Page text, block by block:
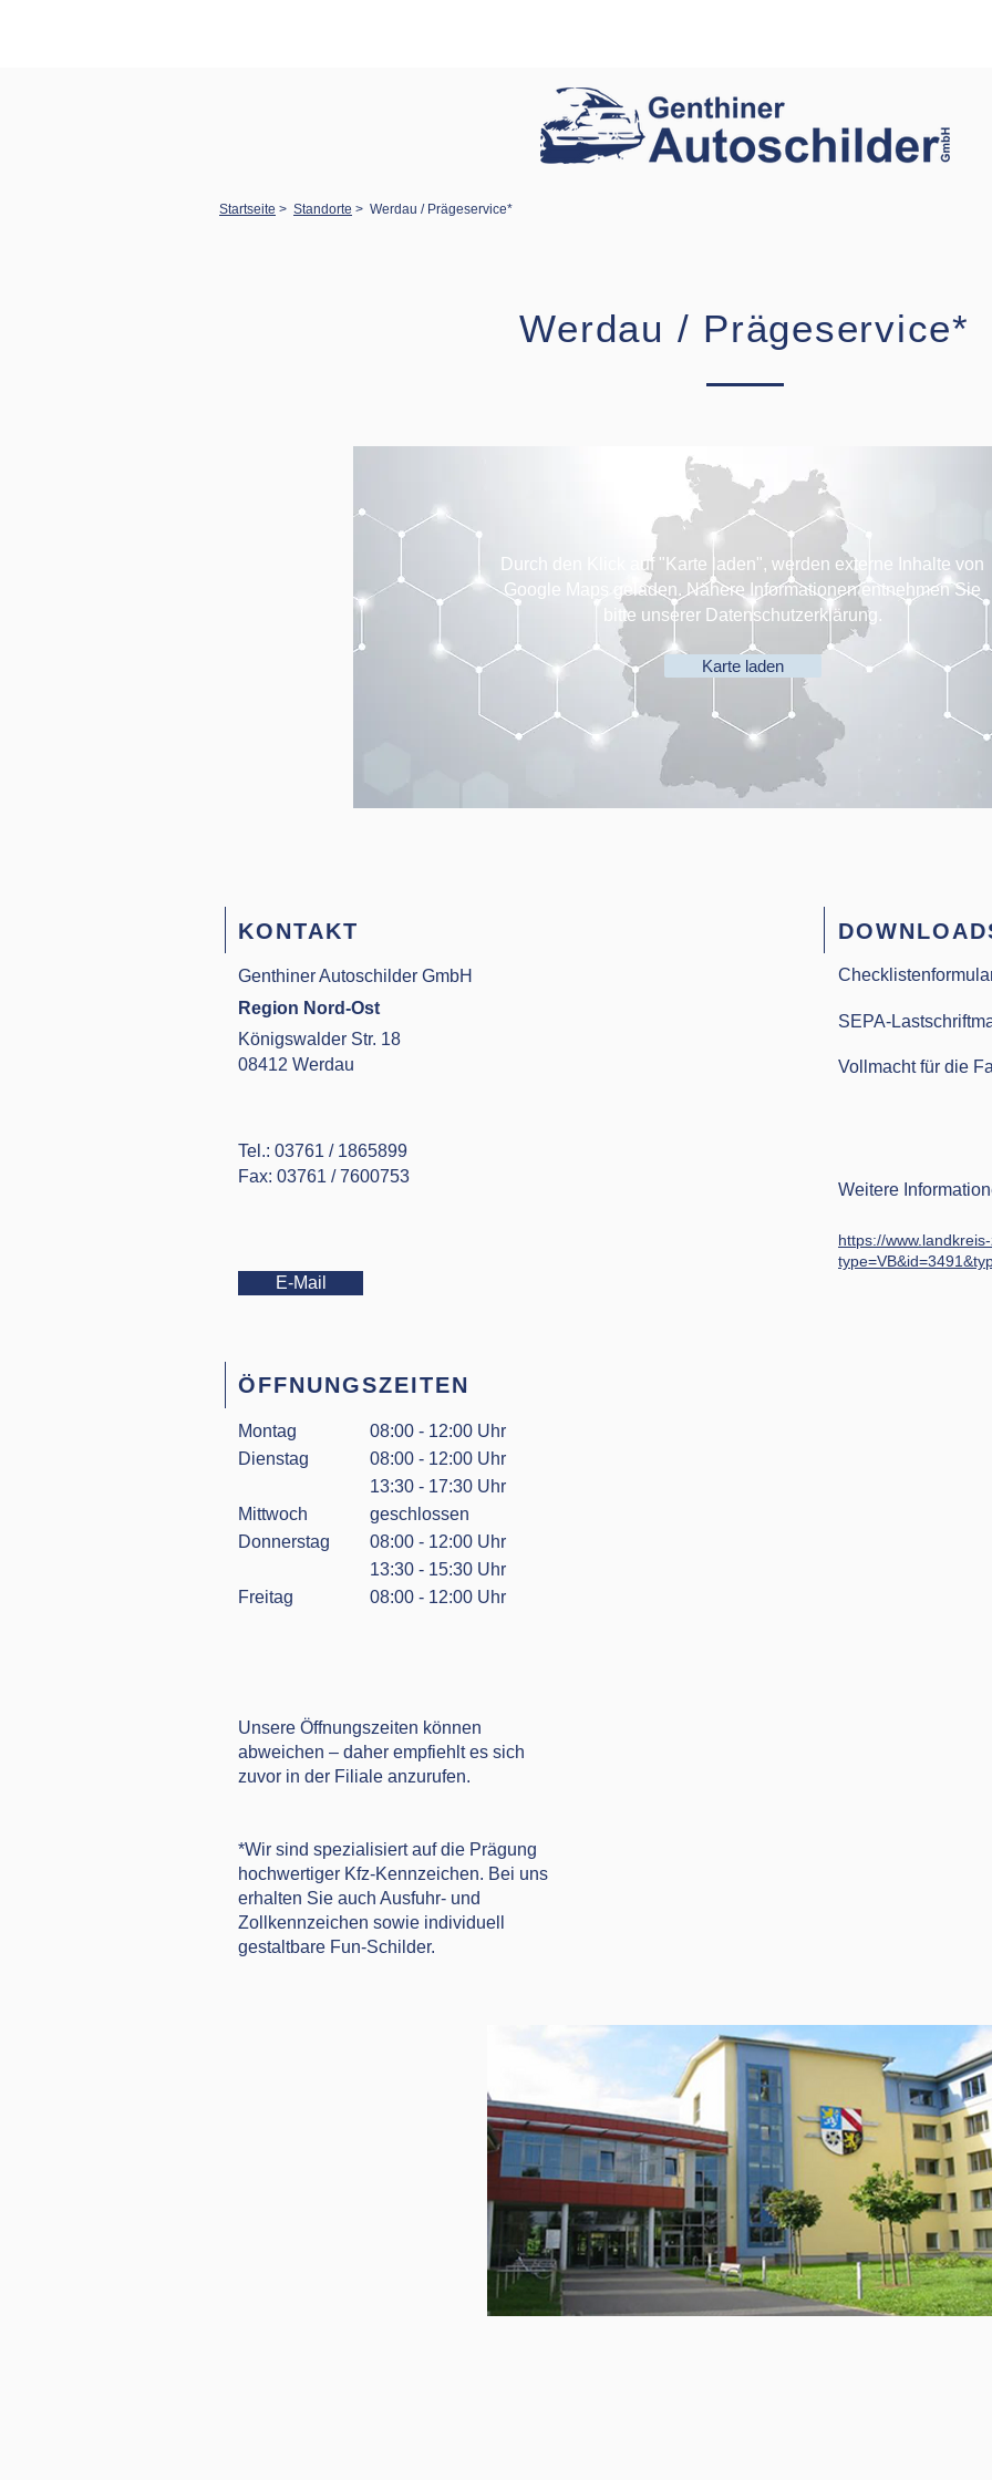
Startseite > Standorte > Werdau / Prägeservice*
Werdau / Prägeservice*
Durch den Klick auf "Karte laden", werden externe Inhalte von
Google Maps geladen. Nähere Informationen entnehmen Sie
bitte unserer Datenschutzerklärung.
Karte laden
KONTAKT
Genthiner Autoschilder GmbH
Region Nord-Ost
Königswalder Str. 18
08412 Werdau
Tel.: 03761 / 1865899
Fax: 03761 / 7600753
SEPA-
Vollmacht für die
Weitere
https://
E-Mail
ÖFFNUNGSZEITEN
Montag
Dienstag
Mittwoch
Donnerstag
Freitag
08:00 - 12:00 Uhr
08:00 - 12:00 Uhr
13:30 - 17:30 Uhr
geschlossen
08:00 - 12:00 Uhr
13:30 - 15:30 Uhr
08:00 - 12:00 Uhr
Unsere Öffnungszeiten können
abweichen – daher empfiehlt es sich
zuvor in der Filiale anzurufen.
*Wir sind spezialisiert auf die Prägung
hochwertiger Kfz-Kennzeichen. Bei uns
erhalten Sie auch Ausfuhr- und
Zollkennzeichen sowie individuell
gestaltbare Fun-Schilder.